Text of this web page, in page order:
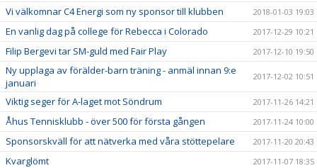
Vi välkomnar C4 Energi som ny sponsor till klubben 2018-01-03 19:03
En vanlig dag på college för Rebecca i Colorado 2017-12-29 10:21
Filip Bergevi tar SM-guld med Fair Play 2017-12-10 19:50
Ny upplaga av förälder-barn träning - anmäl innan 9:e
januari
2017-12-02 10:51
Viktig seger för A-laget mot Söndrum 2017-11-26 14:21
Åhus Tennisklubb - över 500 för första gången 2017-11-24 10:00
Sponsorskväll för att nätverka med våra stöttepelare 2017-11-20 20:43
Kvarglömt 2017-11-07 18:35